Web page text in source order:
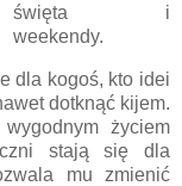
święta i
weekendy.
dla kogoś, kto idei
dotknąć kijem.
życiem
stają się dla
mu zmienić